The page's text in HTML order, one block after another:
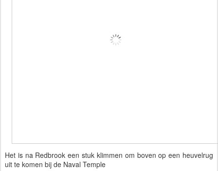
Het is na Redbrook een stuk klimmen om boven op een heuvelrug
uit te komen bij de Naval Temple